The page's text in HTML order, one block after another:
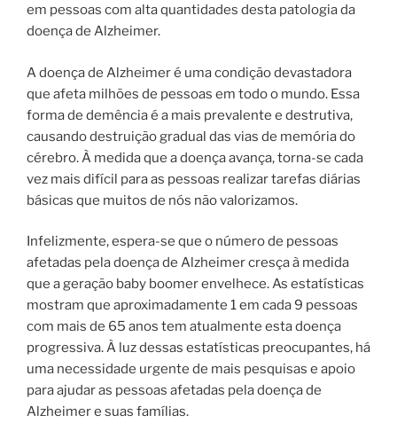
em pessoas com alta quantidades desta patologia da
doença de Alzheimer.
A doença de Alzheimer é uma condição devastadora
que afeta milhões de pessoas em todo o mundo. Essa
forma de demência é a mais prevalente e destrutiva,
causando destruição gradual das vias de memória do
cérebro. À medida que a doença avança, torna-se cada
vez mais difícil para as pessoas realizar tarefas diárias
básicas que muitos de nós não valorizamos.
Infelizmente, espera-se que o número de pessoas
afetadas pela doença de Alzheimer cresça à medida
que a geração baby boomer envelhece. As estatísticas
mostram que aproximadamente 1 em cada 9 pessoas
com mais de 65 anos tem atualmente esta doença
progressiva. À luz dessas estatísticas preocupantes, há
uma necessidade urgente de mais pesquisas e apoio
para ajudar as pessoas afetadas pela doença de
Alzheimer e suas famílias.